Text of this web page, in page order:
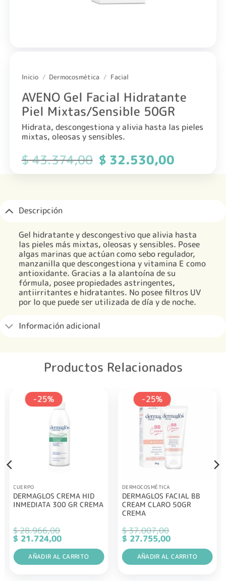
Inicio / Dermocosmética / Facial
AVENO Gel Facial Hidratante
Piel Mixtas/Sensible 50GR
Hidrata, descongestiona y alivia hasta las pieles
mixtas, oleosas y sensibles.
$43.374,00 El
precio
original
$32.530,00El
actual
Descripción
Gel hidratante y descongestivo que alivia hasta
las pieles más mixtas, oleosas y sensibles. Posee
algas marinas que actúan como sebo regulador,
manzanilla que descongestiona y vitamina E como
antioxidante. Gracias a la alantoína de su
fórmula, posee propiedades astringentes,
antiirritantes e hidratantes. No posee filtros UV
por lo que puede ser utilizada de día y de noche.
Información adicional
Productos Relacionados
-25%
CUERPO
DERMAGLOS CREMA HID
INMEDIATA 300 GR CREMA
$28.966,00
El
precio
original
era:
$ 28.966,00.
$ 21.724,00El
precio
actual
es:
$ 21.724,00.
AÑADIR AL CARRITO
-25%
DERMOCOSMÉTICA
DERMAGLOS FACIAL BB
CREAM CLARO 50GR
CREMA
$37.007,00
El
precio
original
era:
$ 37.007,00.
$ 27.755,00El
precio
actual
es:
$ 27.755,00.
AÑADIR AL CARRITO